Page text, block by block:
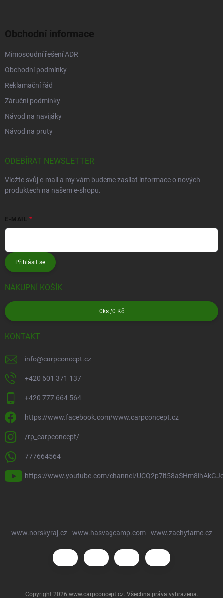
Obchodní informace
Mimosoudní řešení ADR
Obchodní podmínky
Reklamační řád
Záruční podmínky
Návod na navijáky
Návod na pruty
ODEBÍRAT NEWSLETTER
Vložte svůj e-mail a my vám budeme zasílat informace o nových
produktech na našem e-shopu.
E-MAIL
Přihlásit se
NÁKUPNÍ KOŠÍK
0 ks /0 Kč
KONTAKT
info@carpconcept.cz
+420 601 371 137
+420 777 664 564
https://www.facebook.com/www.carpconcept.cz
/rp_carpconcept/
777664564
https://www.youtube.com/channel/
www.norskyraj.cz www.hasvagcamp.com www.zachytame.cz
Copyright 2026 www.carpconcept.cz. Všechna práva vyhrazena.